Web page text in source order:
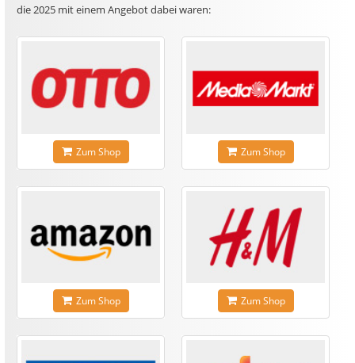
die 2025 mit einem Angebot dabei waren:
Zum Shop Zum Shop
Zum Shop Zum Shop